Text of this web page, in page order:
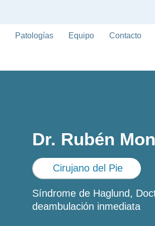
Patologías Equipo Contacto
Dr. Rubén
Cirujano del Pie
Síndrome de Haglund,
deambulación inmediata